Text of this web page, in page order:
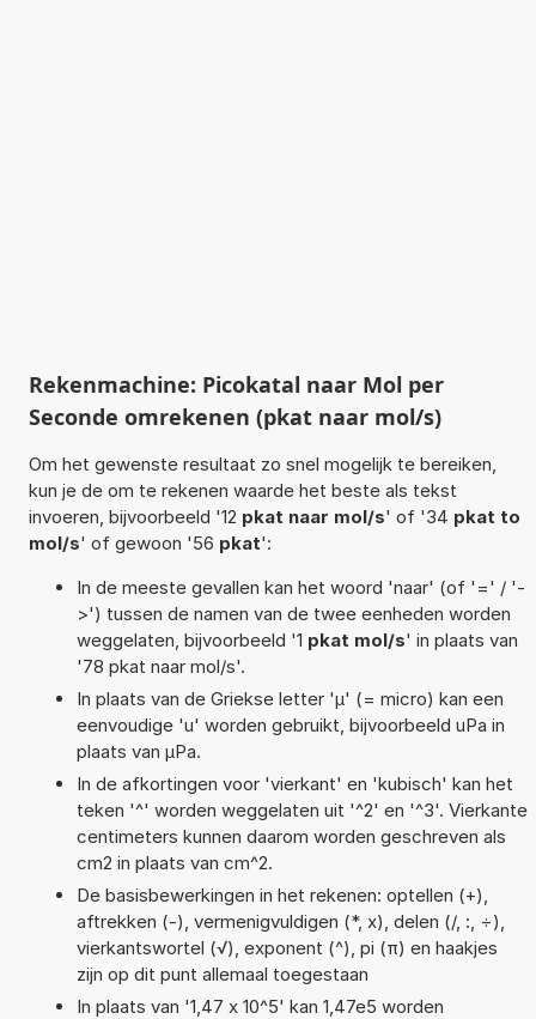
Rekenmachine: Picokatal naar Mol per
Seconde omrekenen (pkat naar mol/s)
Om het gewenste resultaat zo snel mogelijk te bereiken,
kun je de om te rekenen waarde het beste als tekst
invoeren, bijvoorbeeld '12 pkat naar mol/s' of '34 pkat to
mol/s' of gewoon '56 pkat':
In de meeste gevallen kan het woord 'naar' (of '=' / '-
>') tussen de namen van de twee eenheden worden
weggelaten, bijvoorbeeld '1 pkat mol/s' in plaats van
'78 pkat naar mol/s'.
In plaats van de Griekse letter 'µ' (= micro) kan een
eenvoudige 'u' worden gebruikt, bijvoorbeeld uPa in
plaats van µPa.
In de afkortingen voor 'vierkant' en 'kubisch' kan het
teken '^' worden weggelaten uit '^2' en '^3'. Vierkante
centimeters kunnen daarom worden geschreven als
cm2 in plaats van cm^2.
De basisbewerkingen in het rekenen: optellen (+),
aftrekken (-), vermenigvuldigen (*, x), delen (/, :, ÷),
vierkantswortel (√), exponent (^), pi (π) en haakjes
zijn op dit punt allemaal toegestaan
In plaats van '1,47 x 10^5' kan 1,47e5 worden